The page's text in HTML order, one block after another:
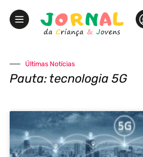
Últimas Notícias
Pauta: tecnologia 5G